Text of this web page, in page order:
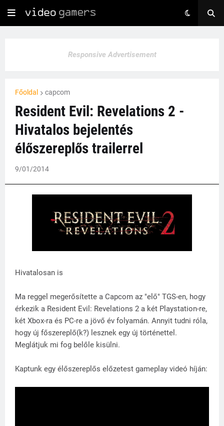
Responsive Advertisement
Főoldal capcom
Resident Evil: Revelations 2 -
Hivatalos bejelentés
élőszereplős trailerrel
9/01/2014
Hivatalosan is
Ma reggel megerősítette a Capcom az "elő" TGS-en, hogy
érkezik a Resident Evil: Revelations 2 a két Playstation-re,
két Xbox-ra és PC-re a jövő év folyamán. Annyit tudni róla,
hogy új főszereplő(k?) lesznek egy új történettel.
Meglátjuk mi fog belőle kisülni.
Kaptunk egy élőszereplős előzetest gameplay videó híján: